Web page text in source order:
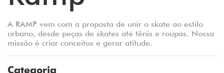
A RAMP vem com a proposta de unir o skate ao estilo
urbano, desde peças de skates até tênis e roupas. Nossa
missão é criar conceitos e gerar atitude.
Categoria